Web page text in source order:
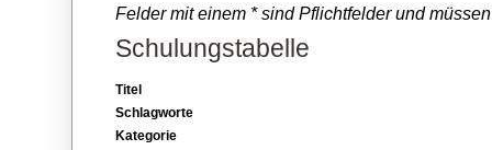
Felder mit einem * sind Pflichtfelder und
Schulungstabelle
Titel
Schlagworte
Kategorie